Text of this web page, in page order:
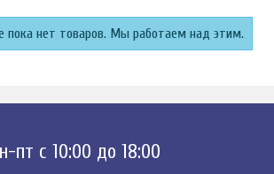
пока нет товаров. Мы работаем над этим.
пт с 10:00 до 18:00